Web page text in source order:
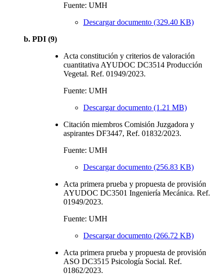
Fuente: UMH
Descargar documento (329.40 KB)
b. PDI (9)
Acta constitución y criterios de valoración
cuantitativa AYUDOC DC3514 Producción
Vegetal. Ref. 01949/2023.
Fuente: UMH
Descargar documento (1.21 MB)
Citación miembros Comisión Juzgadora y
aspirantes DF3447, Ref. 01832/2023.
Fuente: UMH
Descargar documento (256.83 KB)
Acta primera prueba y propuesta de provisión
AYUDOC DC3501 Ingeniería Mecánica. Ref.
01949/2023.
Fuente: UMH
Descargar documento (266.72 KB)
Acta primera prueba y propuesta de provisión
ASO DC3515 Psicología Social. Ref.
01862/2023.